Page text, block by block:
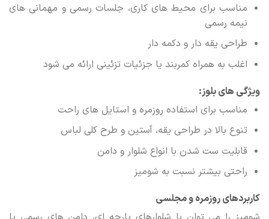
مناسب برای محیط های کاری، جلسات رسمی و مهمانی های
نیمه رسمی
طراحی یقه دار و دکمه دار
اغلب به همراه کمربند یا جزئیات تزئینی ارائه می شود
ویژگی های بلوز:
مناسب برای استفاده روزمره و استایل های راحت
تنوع بالا در طراحی یقه، آستین و طرح کلی لباس
قابلیت ست شدن با انواع شلوار و دامن
راحتی بیشتر نسبت به شومیز
کاربردهای روزمره و مجلسی